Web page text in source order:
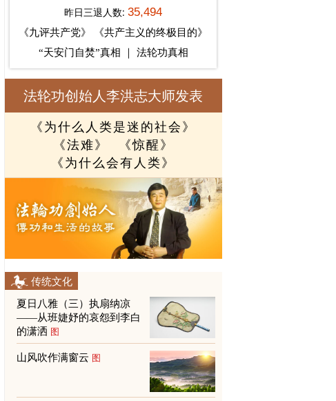
昨日三退人数:35,494
《九评共产党》
《共产主义的终极目的》
“天安门自焚”真相
法轮功真相
法轮功创始人李洪志大师发表
《为什么人类是迷的社会》
《法难》
《惊醒》
《为什么会有人类》
传统文化
夏日八雅（三）执扇纳凉
——从班婕妤的哀怨到李白
的潇洒 图
山风吹作满窗云 图